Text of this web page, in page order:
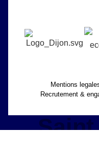
Mentions
Recrutement &